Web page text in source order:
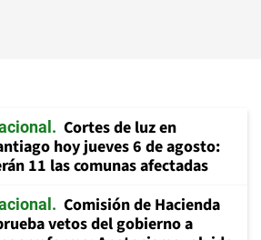
Cortes de luz en
hoy jueves 6 de agosto:
11 las comunas afectadas
Comisión de Hacienda
vetos del gobierno a